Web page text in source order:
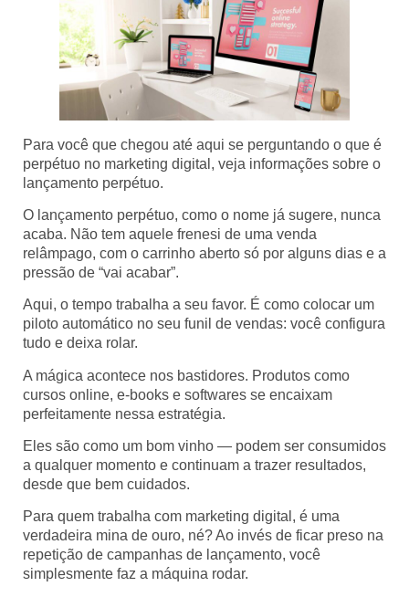
Para você que chegou até aqui se perguntando o que é
perpétuo no marketing digital, veja informações sobre o
lançamento perpétuo.
O lançamento perpétuo, como o nome já sugere, nunca
acaba. Não tem aquele frenesi de uma venda
relâmpago, com o carrinho aberto só por alguns dias e a
pressão de “vai acabar”.
Aqui, o tempo trabalha a seu favor. É como colocar um
piloto automático no seu funil de vendas: você configura
tudo e deixa rolar.
A mágica acontece nos bastidores. Produtos como
cursos online, e-books e softwares se encaixam
perfeitamente nessa estratégia.
Eles são como um bom vinho — podem ser consumidos
a qualquer momento e continuam a trazer resultados,
desde que bem cuidados.
Para quem trabalha com marketing digital, é uma
verdadeira mina de ouro, né? Ao invés de ficar preso na
repetição de campanhas de lançamento, você
simplesmente faz a máquina rodar.